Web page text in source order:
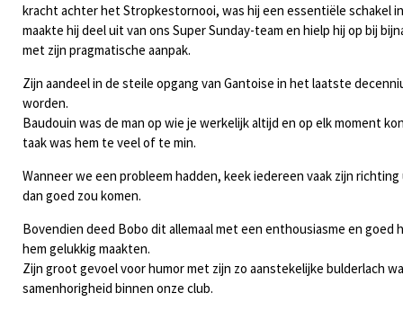
kracht achter het Stropkestornooi, was hij een essentiële schakel
maakte hij deel uit van ons Super Sunday-team en hielp hij op bij
met zijn pragmatische aanpak.
Zijn aandeel in de steile opgang van Gantoise in het laatste
worden.
Baudouin was de man op wie je werkelijk altijd en op elk moment
taak was hem te veel of te min.
Wanneer we een probleem hadden, keek iedereen vaak zijn
dan goed zou komen.
Bovendien deed Bobo dit allemaal met een enthousiasme en goed
hem gelukkig maakten.
Zijn groot gevoel voor humor met zijn zo aanstekelijke bulderlach
samenhorigheid binnen onze club.